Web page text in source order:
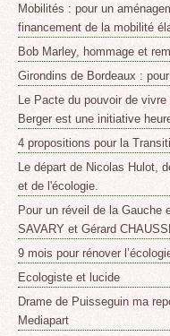
Mobilités : pour un
financement de la mobilité
Bob Marley, hommage et
Girondins de Bordeaux :
Le Pacte du pouvoir de
Berger est une initiative
4 propositions pour la
Le départ de Nicolas Hulot,
et de l'écologie.
Pour un réveil de la Gauche
SAVARY et Gérard
9 mois pour rénover
Ecologiste et lucide
Drame de Puisseguin ma
Mediapart